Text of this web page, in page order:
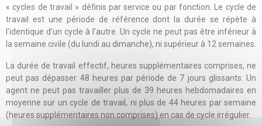
« cycles de travail » définis par service ou par fonction. Le cycle de
travail est une période de référence dont la durée se répète à
l’identique d’un cycle à l’autre. Un cycle ne peut pas être inférieur à
la semaine civile (du lundi au dimanche), ni supérieur à 12 semaines.
La durée de travail effectif, heures supplémentaires comprises, ne
peut pas dépasser 48 heures par période de 7 jours glissants. Un
agent ne peut pas travailler plus de 39 heures hebdomadaires en
moyenne sur un cycle de travail, ni plus de 44 heures par semaine
(heures supplémentaires non comprises) en cas de cycle irrégulier.